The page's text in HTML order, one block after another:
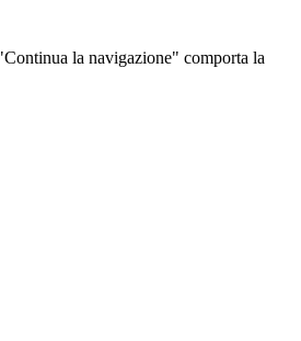
la navigazione" comporta la